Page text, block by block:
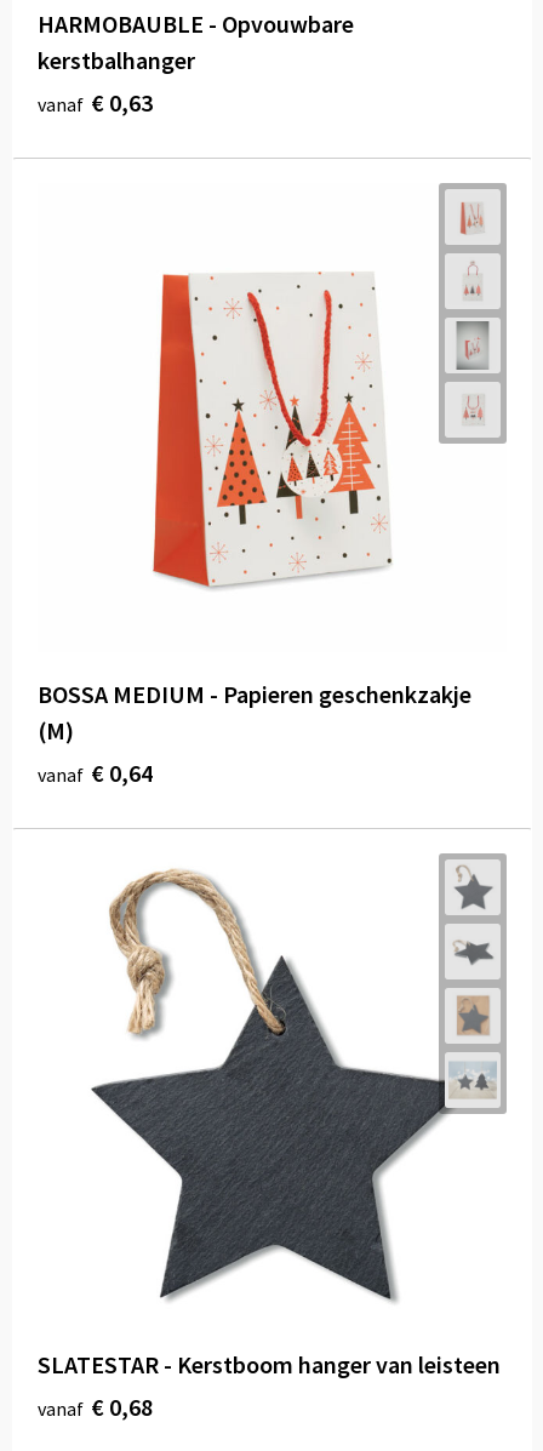
HARMOBAUBLE - Opvouwbare
kerstbalhanger
vanaf € 0,63
BOSSA MEDIUM - Papieren geschenkzakje
(M)
vanaf € 0,64
SLATESTAR - Kerstboom hanger van leisteen
vanaf € 0,68